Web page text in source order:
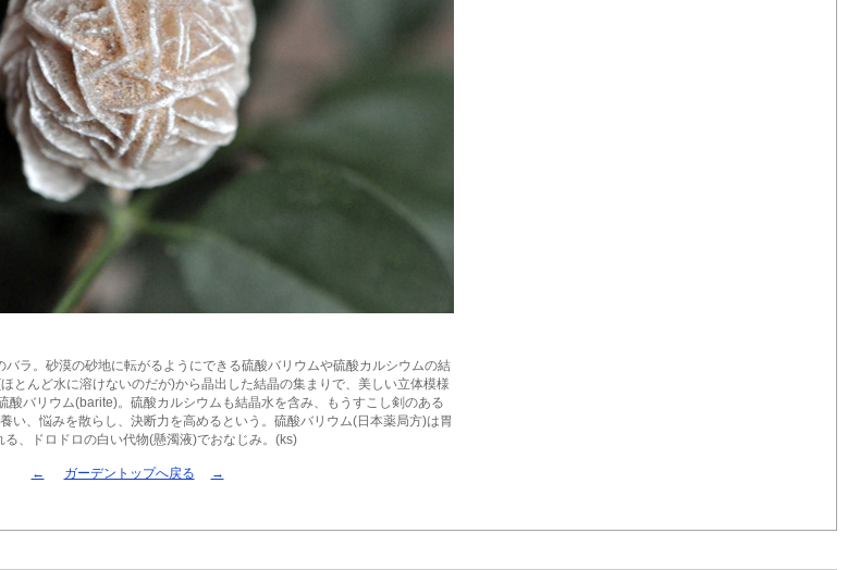
ラ。砂漠の砂地に転がるようにできる硫酸バリウムや硫酸カルシウムの結
とんど水に溶けないのだが)から晶出した結晶の集まりで、美しい立体模様
酸バリウム(barite)。硫酸カルシウムも結晶水を含み、もうすこし剣のある
い、悩みを散らし、決断力を高めるという。硫酸バリウム(日本薬局方)は胃
、ドロドロの白い代物(懸濁液)でおなじみ。(ks)
← ガーデントップへ戻る →